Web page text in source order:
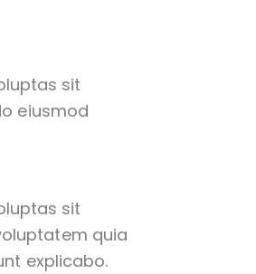
sit
eiusmod
sit
quia
explicabo.